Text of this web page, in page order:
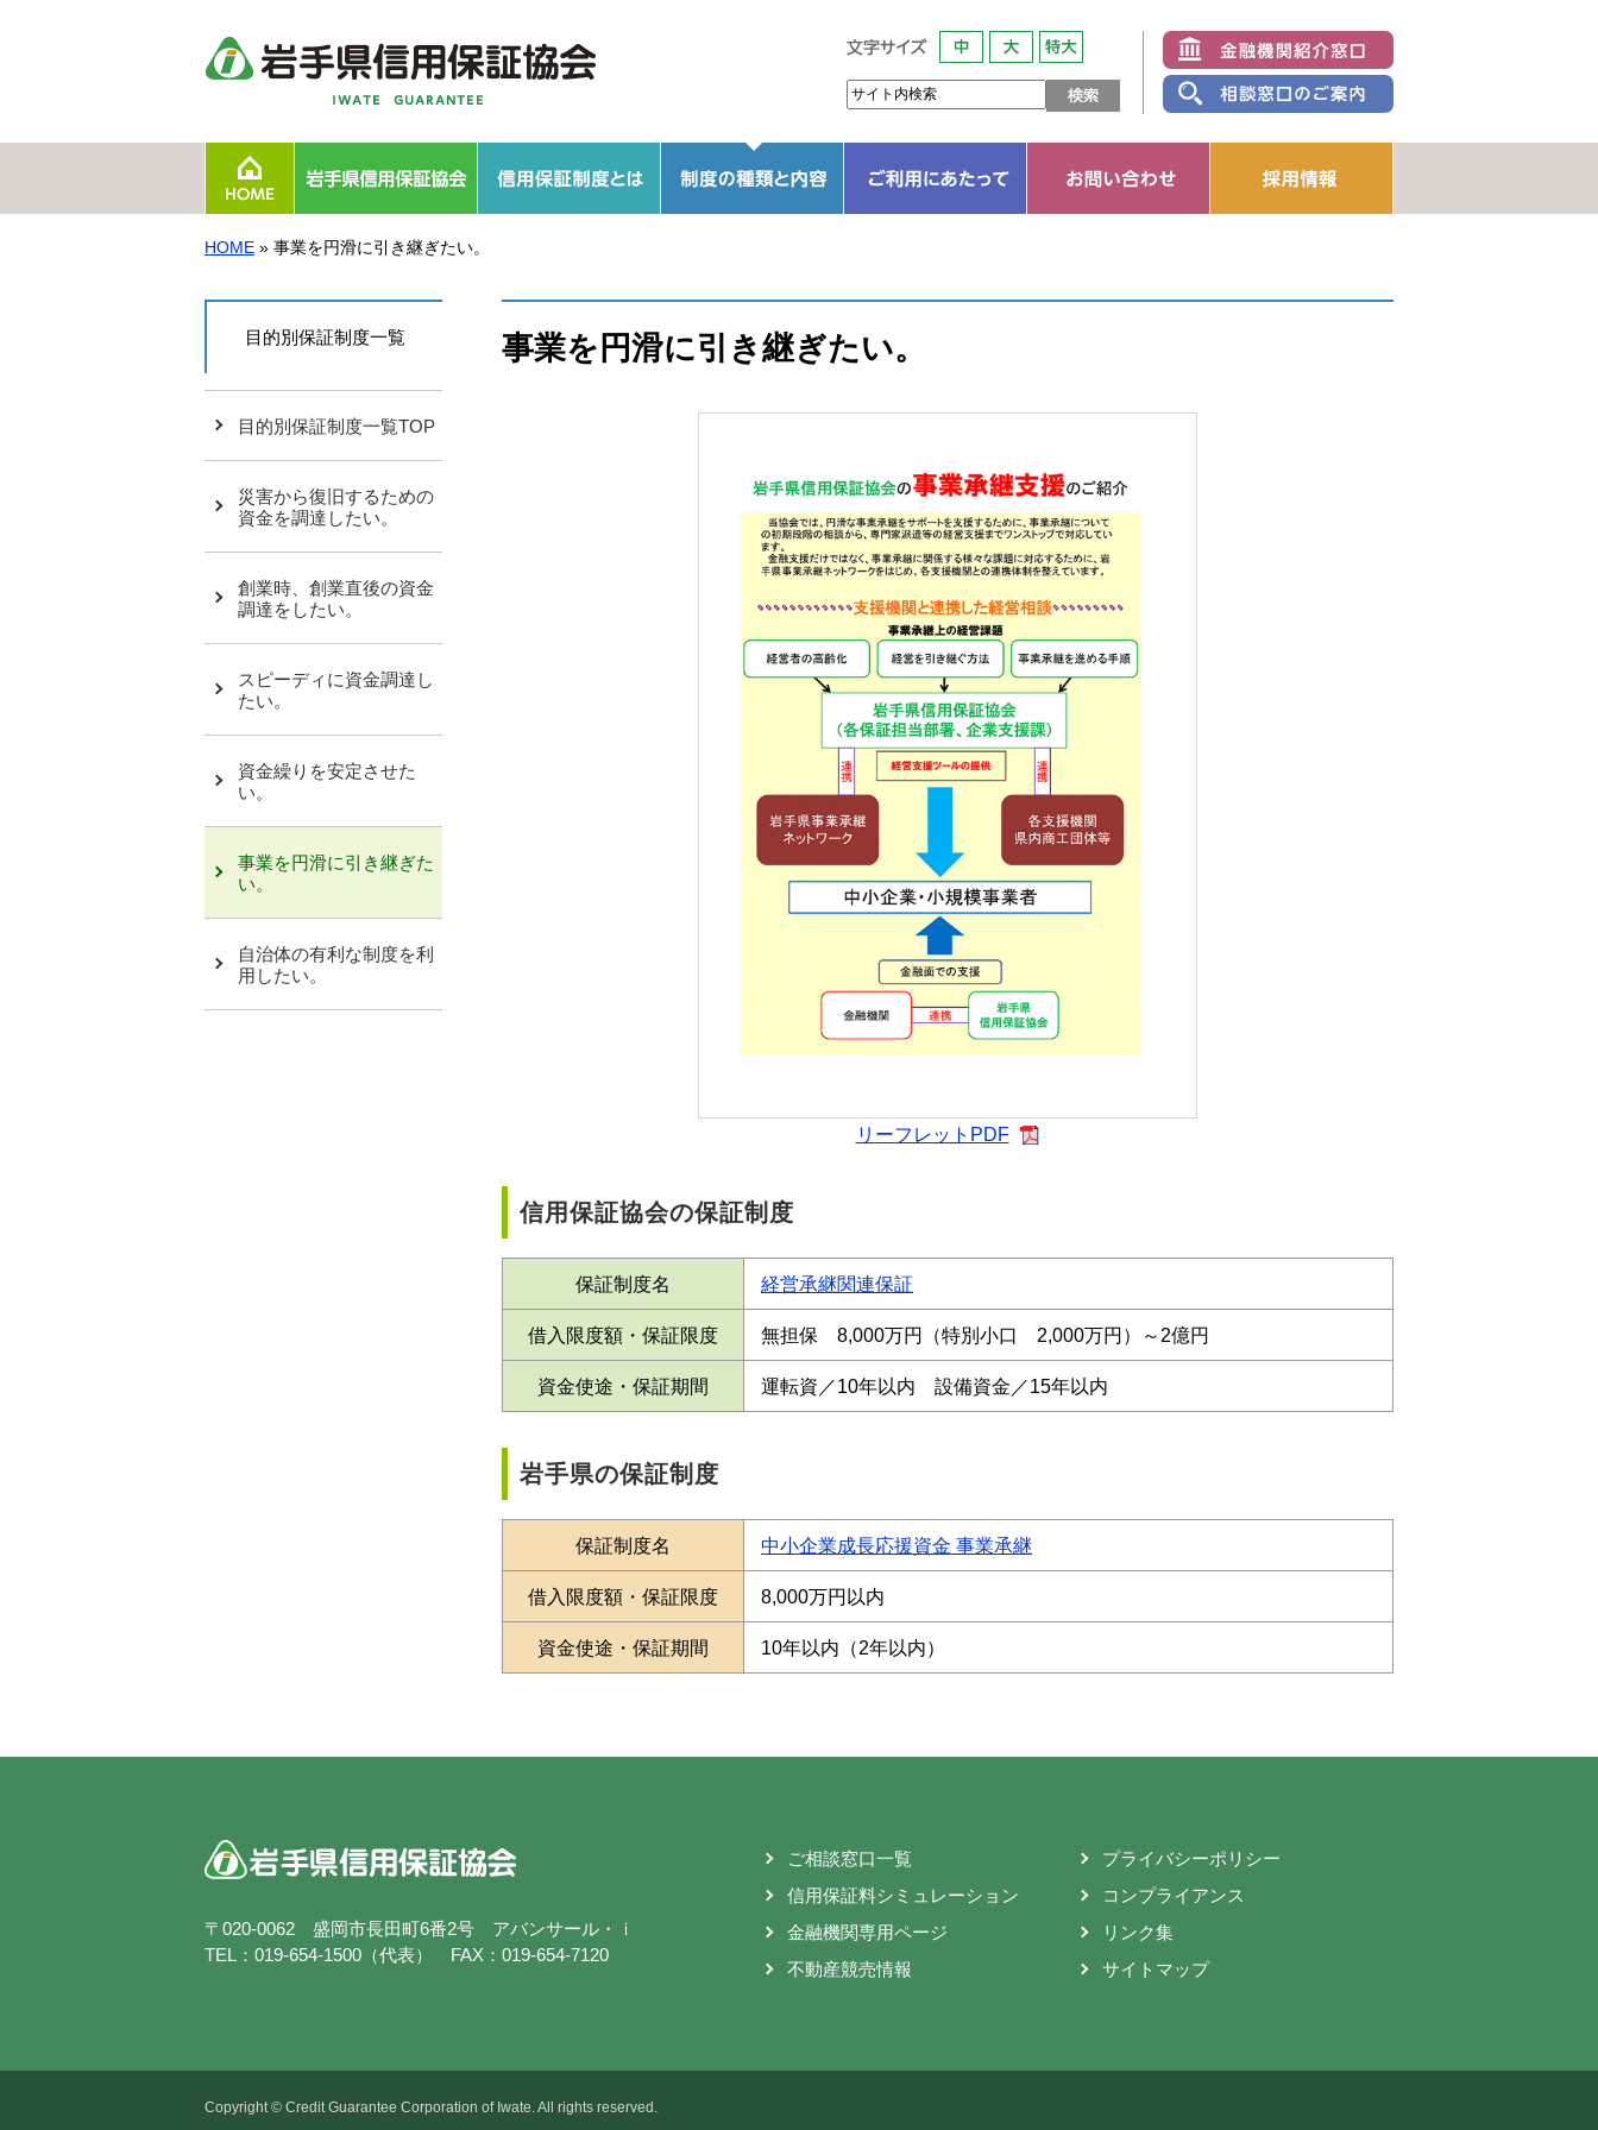
岩手県信用保証協会について
事業報告・事業計画
統計情報
組織図
沿革
相談窓口
採用情報
HOME » 事業を円滑に引き継ぎたい。
事業を円滑に引き継ぎたい。
リーフレットPDF
信用保証協会の保証制度
保証制度名 経営承継関連保証
借入限度額・保証限度 無担保 8,000万円（特別小口 2,000万円）～2億円
資金使途・保証期間 運転資／10年以内 設備資金／15年以内
岩手県の保証制度
保証制度名 中小企業成長応援資金 事業承継
借入限度額・保証限度 8,000万円以内
資金使途・保証期間 10年以内（2年以内）
目的別保証制度一覧
目的別保証制度一覧TOP
災害から復旧するための
資金を調達したい。
創業時、創業直後の資金
調達をしたい。
スピーディに資金調達し
たい。
資金繰りを安定させた
い。
事業を円滑に引き継ぎた
い。
自治体の有利な制度を利
用したい。
ご相談窓口一覧
信用保証料シミュレーション
金融機関専用ページ
不動産競売情報
プライバシーポリシー
コンプライアンス
リンク集
サイトマップ
〒020-0062 盛岡市長田町6番2号 アバンサール・ｉ
TEL：019-654-1500（代表） FAX：019-654-7120
Copyright © Credit Guarantee Corporation of Iwate. All rights reserved.